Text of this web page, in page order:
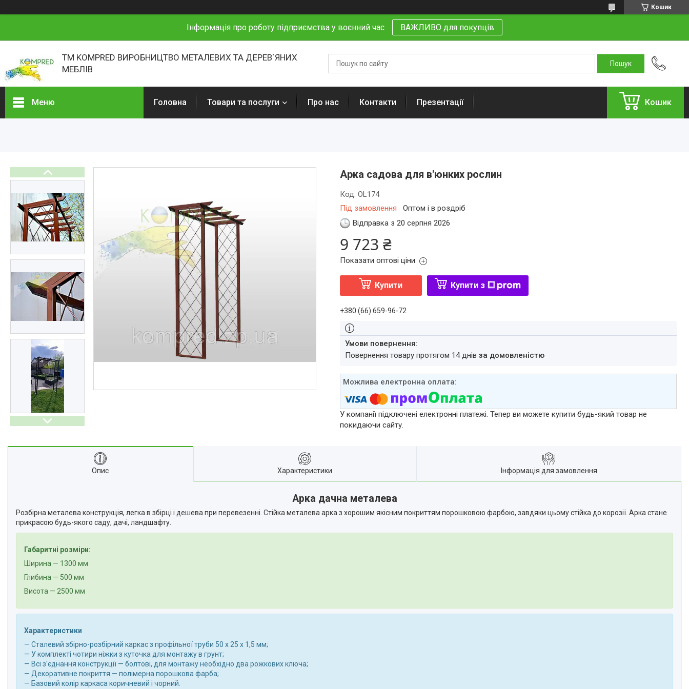
Кошик
Інформація про роботу підприємства у воєнний час ВАЖЛИВО для покупців
ТМ KOMPRED ВИРОБНИЦТВО МЕТАЛЕВИХ ТА ДЕРЕВ`ЯНИХ
МЕБЛІВ
Меню
Презентації
Реєстраційні документи
Головна Товари та послуги Про нас Контакти Презентації Кошик
Арка садова для в'юнких рослин
Під замовлення Оптом і в роздріб
Код: OL174
Відправка з 20 серпня 2026
9 723 ₴
Показати оптові ціни
Купити Купити з
+380 (66) 659-96-72
повернення товару протягом 14 днів за домовленістю
У компанії підключені електронні платежі. Тепер ви можете купити будь-який товар не
покидаючи сайту.
Опис Характеристики Інформація для замовлення
Арка дачна металева
Розбірна металева конструкція, легка в збірці і дешева при перевезенні. Стійка металева арка з хорошим якісним покриттям порошковою фарбою, завдяки цьому стійка до корозії. Арка стане
прикрасою будь-якого саду, дачі, ландшафту.
Габаритні розміри:
Ширина — 1300 мм
Глибина — 500 мм
Висота — 2500 мм
Характеристики
— Сталевий збірно-розбірний каркас з профільної труби 50 х 25 х 1,5 мм;
— У комплекті чотири ніжки з куточка для монтажу в грунт;
— Всі з'єднання конструкції — болтові, для монтажу необхідно два рожкових ключа;
— Декоративне покриття — полімерна порошкова фарба;
— Базовий колір каркаса коричневий і чорний.